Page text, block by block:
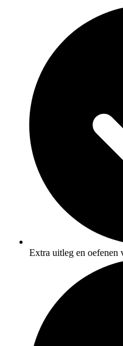
Extra uitleg en oefenen